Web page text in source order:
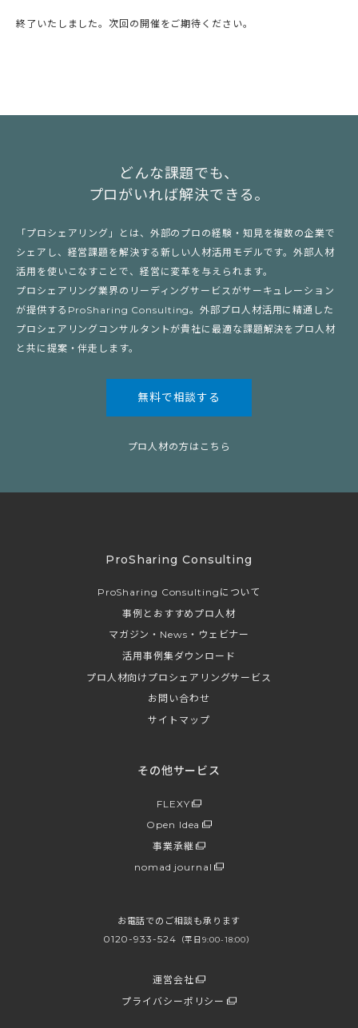
終了いたしました。次回の開催をご期待ください。
どんな課題でも、
プロがいれば解決できる。
「プロシェアリング」とは、外部のプロの経験・知見を複数の企業で
シェアし、経営課題を解決する新しい人材活用モデルです。外部人材
活用を使いこなすことで、経営に変革を与えられます。
プロシェアリング業界のリーディングサービスがサーキュレーション
が提供するProSharing Consulting。外部プロ人材活用に精通した
プロシェアリングコンサルタントが貴社に最適な課題解決をプロ人材
と共に提案・伴走します。
無料で相談する
プロ人材の方はこちら
ProSharing Consulting
ProSharing Consultingについて
事例とおすすめプロ人材
マガジン・News・ウェビナー
活用事例集ダウンロード
プロ人材向けプロシェアリングサービス
お問い合わせ
サイトマップ
その他サービス
FLEXY
Open Idea
事業承継
nomad journal
お電話でのご相談も承ります
0120-933-524 （平日9:00-18:00）
運営会社
プライバシーポリシー